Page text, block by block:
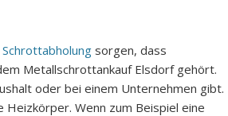
Schrottabholungsorgen, dass
Metallschrottankauf Elsdorf gehört.
oder bei einem Unternehmen gibt.
Wenn zum Beispiel eine